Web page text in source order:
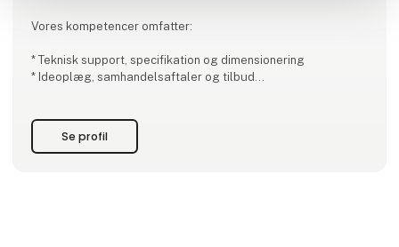
Vores kompetencer omfatter:
* Teknisk support, specifikation og dimensionering
* Ideoplæg, samhandelsaftaler og tilbud
* Delmontage af kundeapplikationer og styreskabe
* Opbygning af ventiløer efter kundens ønske
Se profil